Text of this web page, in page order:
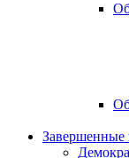
Завершенные